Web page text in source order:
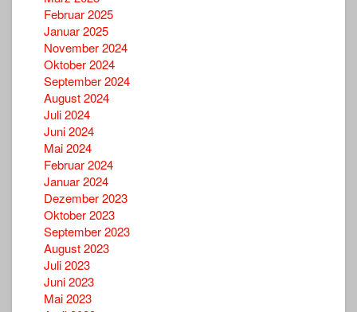
Februar 2025
Januar 2025
November 2024
Oktober 2024
September 2024
August 2024
Juli 2024
Juni 2024
Mai 2024
Februar 2024
Januar 2024
Dezember 2023
Oktober 2023
September 2023
August 2023
Juli 2023
Juni 2023
Mai 2023